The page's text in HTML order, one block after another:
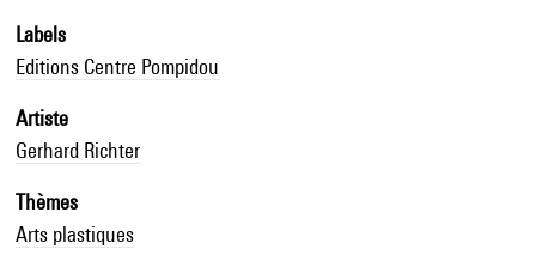
Labels
Editions Centre Pompidou
Artiste
Gerhard Richter
Thèmes
Arts plastiques